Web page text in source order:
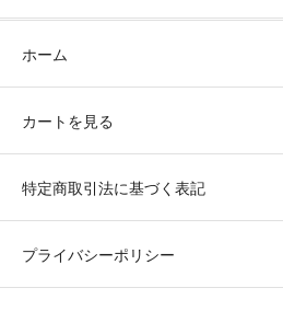
ホーム
カートを見る
特定商取引法に基づく表記
プライバシーポリシー